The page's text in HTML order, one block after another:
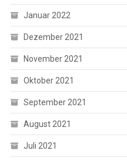
Januar 2022
Dezember 2021
November 2021
Oktober 2021
September 2021
August 2021
Juli 2021